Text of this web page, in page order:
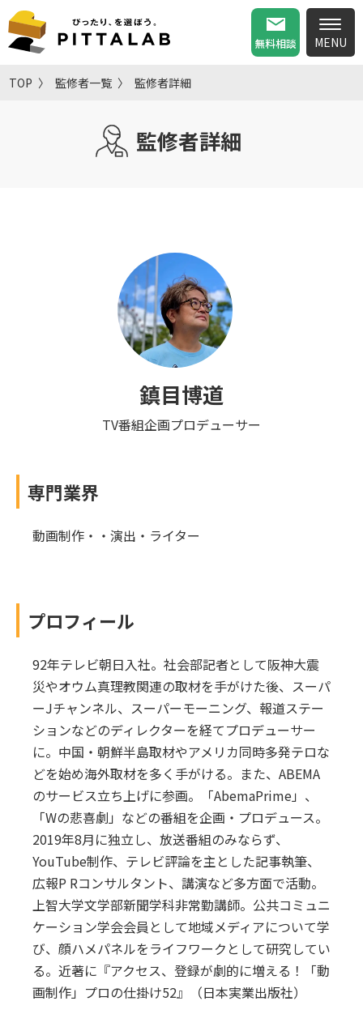
無料相談
TOP 監修者一覧 監修者詳細
監修者詳細
鎮目博道
TV番組企画プロデューサー
専門業界
動画制作・・演出・ライター
プロフィール
92年テレビ朝日入社。社会部記者として阪神大震
災やオウム真理教関連の取材を手がけた後、スーパ
ーJチャンネル、スーパーモーニング、報道ステー
ションなどのディレクターを経てプロデューサー
に。中国・朝鮮半島取材やアメリカ同時多発テロな
どを始め海外取材を多く手がける。また、ABEMA
のサービス立ち上げに参画。「AbemaPrime」、
「Wの悲喜劇」などの番組を企画・プロデュース。
2019年8月に独立し、放送番組のみならず、
YouTube制作、テレビ評論を主とした記事執筆、
広報P Rコンサルタント、講演など多方面で活動。
上智大学文学部新聞学科非常勤講師。公共コミュニ
ケーション学会会員として地域メディアについて学
び、顔ハメパネルをライフワークとして研究してい
る。近著に『アクセス、登録が劇的に増える！「動
画制作」プロの仕掛け52』（日本実業出版社）